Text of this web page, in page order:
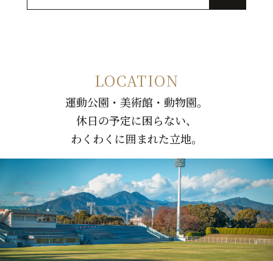
LOCATION
運動公園・美術館・動物園。
休日の予定に困らない、
わくわくに囲まれた立地。